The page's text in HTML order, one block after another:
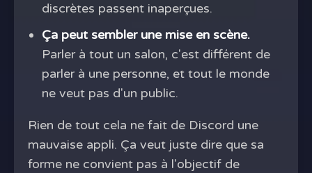
discrètes passent inaperçues.
Ça peut sembler une mise en scène.
Parler à tout un salon, c'est différent de
parler à une personne, et tout le monde
ne veut pas d'un public.
Rien de tout cela ne fait de Discord une
mauvaise appli. Ça veut juste dire que sa
forme ne convient pas à l'objectif de